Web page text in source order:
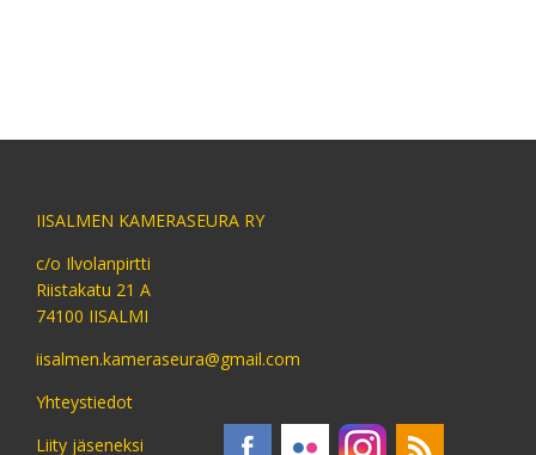
IISALMEN KAMERASEURA RY
c/o Ilvolanpirtti
Riistakatu 21 A
74100 IISALMI
iisalmen.kameraseura@gmail.com
Yhteystiedot
Liity jäseneksi